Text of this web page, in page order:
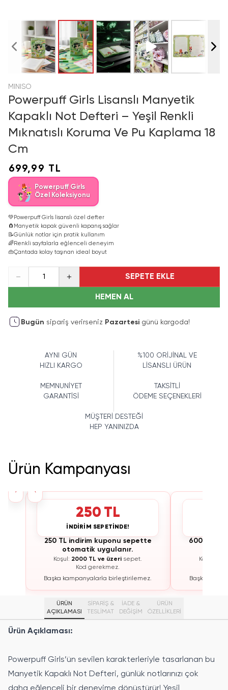
MINISO
Powerpuff Girls Lisanslı Manyetik
Kapaklı Not Defteri – Yeşil Renkli
Mıknatıslı Koruma Ve Pu Kaplama 18
Cm
699,99 TL
Powerpuff Girls
Özel Koleksiyonu
💚 Powerpuff Girls lisanslı özel defter
🧲 Manyetik kapak güvenli kapanış sağlar
📝Günlük notlar için pratik kullanım
🌈Renkli sayfalarla eğlenceli deneyim
👜Çantada kolay taşınan ideal boyut
1 SEPETE EKLE
HEMEN AL
Bugün sipariş verirseniz Pazartesi günü kargoda!
AYNI GÜN
HIZLI KARGO
%100 ORİJİNAL VE
LİSANSLI ÜRÜN
MEMNUNİYET
GARANTİSİ
TAKSİTLİ
ÖDEME SEÇENEKLERİ
MÜŞTERİ DESTEĞİ
HEP YANINIZDA
Ürün Kampanyası
‹
›
250 TL
İNDİRİM SEPETİNDE!
250 TL indirim kuponu sepette
otomatik uygulanır.
Koşul: 2000 TL ve üzeri sepet.
Kod gerekmez.
Başka kampanyalarla birleştirilemez.
600 TL
Koşul:
Başka
ÜRÜN
AÇIKLAMASI
SİPARİŞ &
TESLİMAT
İADE &
DEĞİŞİM
ÜRÜN
ÖZELLIKLERI
Ürün Açıklaması:
Powerpuff Girls’ün sevilen karakterleriyle tasarlanan bu
Manyetik Kapaklı Not Defteri, günlük notlarınızı çok
daha eğlenceli bir deneyime dönüştürür! Yeşil